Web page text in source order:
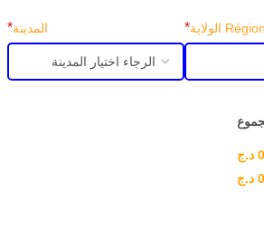
Région الولاية * المدينة*
0 د.ج
0 د.ج